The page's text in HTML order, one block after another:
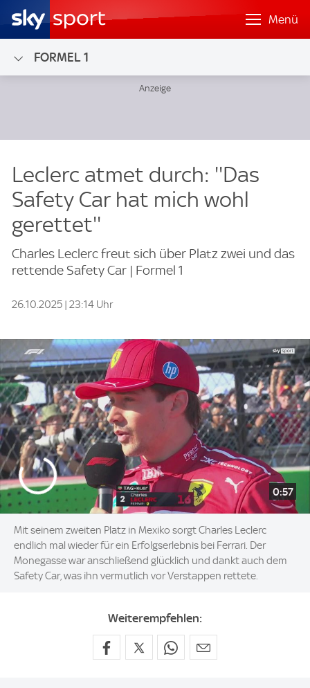
Menü
FORMEL 1
Leclerc atmet durch: ''Das
Safety Car hat mich wohl
gerettet''
Charles Leclerc freut sich über Platz zwei und das
rettende Safety Car | Formel 1
26.10.2025 | 23:14 Uhr
0:57
Mit seinem zweiten Platz in Mexiko sorgt Charles Leclerc
endlich mal wieder für ein Erfolgserlebnis bei Ferrari. Der
Monegasse war anschließend glücklich und dankt auch dem
Safety Car, was ihn vermutlich vor Verstappen rettete.
Weiterempfehlen: